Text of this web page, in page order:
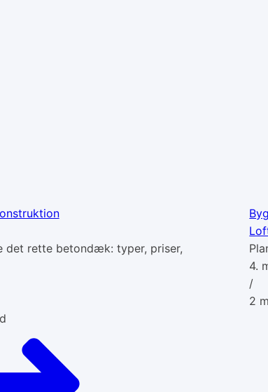
rette betondæk: typer, priser,
4.
/
2